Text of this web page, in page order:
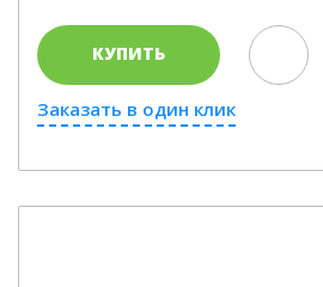
КУПИТЬ
Заказать в один клик